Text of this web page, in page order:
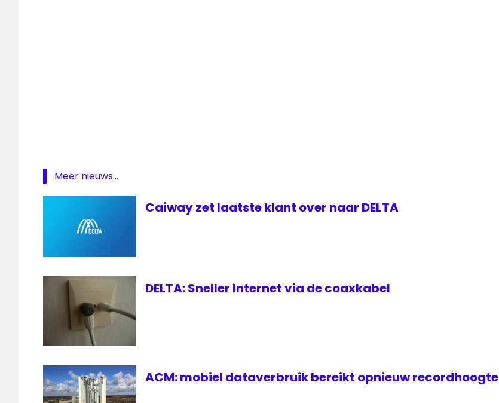
Meer nieuws...
Caiway zet laatste klant over naar DELTA
DELTA: Sneller Internet via de coaxkabel
ACM: mobiel dataverbruik bereikt opnieuw recordhoogte